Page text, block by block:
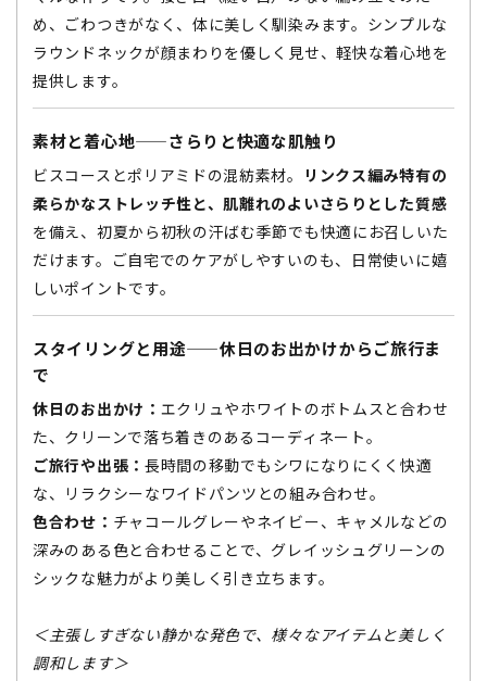
め、ごわつきがなく、体に美しく馴染みます。シンプルな
ラウンドネックが顔まわりを優しく見せ、軽快な着心地を
提供します。
素材と着心地——さらりと快適な肌触り
ビスコースとポリアミドの混紡素材。
リンクス編み特有の
柔らかなストレッチ性と、肌離れのよいさらりとした質感
を備え、初夏から初秋の汗ばむ季節でも快適にお召しいた
だけます。ご自宅でのケアがしやすいのも、日常使いに嬉
しいポイントです。
スタイリングと用途——休日のお出かけからご旅行ま
で
休日のお出かけ： エクリュやホワイトのボトムスと合わせ
た、クリーンで落ち着きのあるコーディネート。
ご旅行や出張： 長時間の移動でもシワになりにくく快適
な、リラクシーなワイドパンツとの組み合わせ。
色合わせ： チャコールグレーやネイビー、キャメルなどの
深みのある色と合わせることで、グレイッシュグリーンの
シックな魅力がより美しく引き立ちます。
＜主張しすぎない静かな発色で、様々なアイテムと美しく
調和します＞